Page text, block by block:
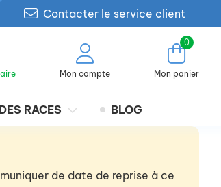
Contacter le service client
Mon compte
0
Mon panier
RACES BLOG
de date de reprise à ce